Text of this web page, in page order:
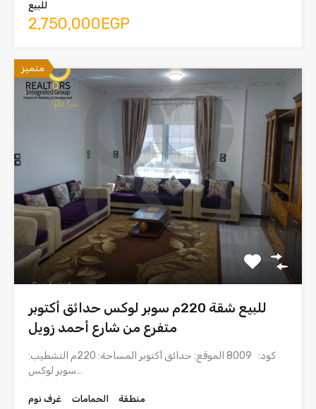
للبيع
2,750,000EGP
متميز
للبيع شقة 220م سوبر لوكس حدائق أكتوبر
متفرع من شارع أحمد زويل
كود: 8009 الموقع: حدائق أكتوبر المساحة: 220م التشطيب:
سوبر لوكس…
غرف نوم الحمامات منطقة